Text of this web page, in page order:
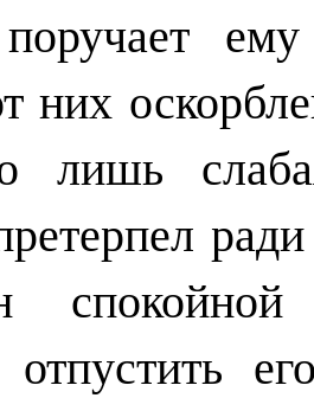
них
лишь
отпустить